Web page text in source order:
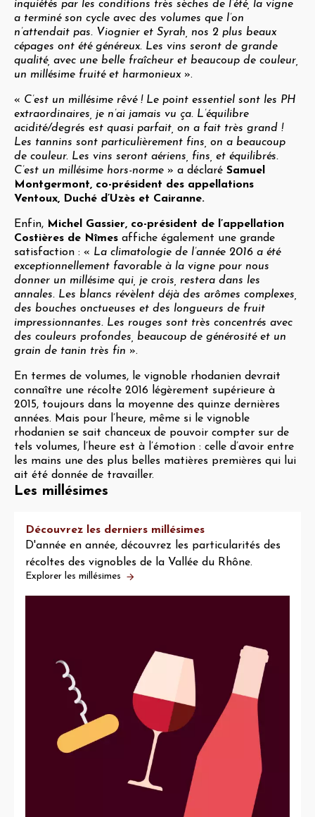
inquiétés par les conditions très sèches de l’été, la vigne
a terminé son cycle avec des volumes que l’on
n’attendait pas. Viognier et Syrah, nos 2 plus beaux
cépages ont été généreux. Les vins seront de grande
qualité, avec une belle fraîcheur et beaucoup de couleur,
un millésime fruité et harmonieux».
« C’est un millésime rêvé ! Le point essentiel sont les PH
extraordinaires, je n’ai jamais vu ça. L’équilibre
acidité/degrés est quasi parfait, on a fait très grand !
Les tannins sont particulièrement fins, on a beaucoup
de couleur. Les vins seront aériens, fins, et équilibrés.
C’est un millésime hors-norme » a déclaré Samuel
Montgermont, co-président des appellations
Ventoux, Duché d’Uzès et Cairanne.
Enfin, Michel Gassier, co-président de l’appellation
Costières de Nîmes affiche également une grande
satisfaction : « La climatologie de l’année 2016 a été
exceptionnellement favorable à la vigne pour nous
donner un millésime qui, je crois, restera dans les
annales. Les blancs révèlent déjà des arômes complexes,
des bouches onctueuses et des longueurs de fruit
impressionnantes. Les rouges sont très concentrés avec
des couleurs profondes, beaucoup de générosité et un
grain de tanin très fin ».
En termes de volumes, le vignoble rhodanien devrait
connaître une récolte 2016 légèrement supérieure à
2015, toujours dans la moyenne des quinze dernières
années. Mais pour l’heure, même si le vignoble
rhodanien se sait chanceux de pouvoir compter sur de
tels volumes, l’heure est à l’émotion : celle d’avoir entre
les mains une des plus belles matières premières qui lui
ait été donnée de travailler.
Les millésimes
Découvrez les derniers millésimes
D'année en année, découvrez les particularités des
récoltes des vignobles de la Vallée du Rhône.
Explorer les millésimes